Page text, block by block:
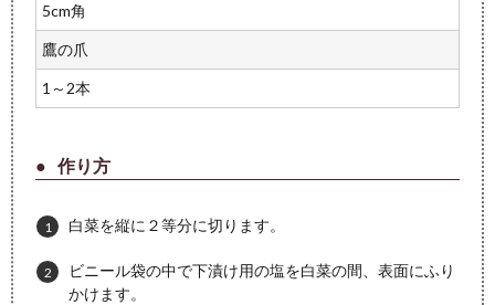
5cm角
鷹の爪
1～2本
作り方
白菜を縦に２等分に切ります。
ビニール袋の中で下漬け用の塩を白菜の間、表面にふり
かけます。